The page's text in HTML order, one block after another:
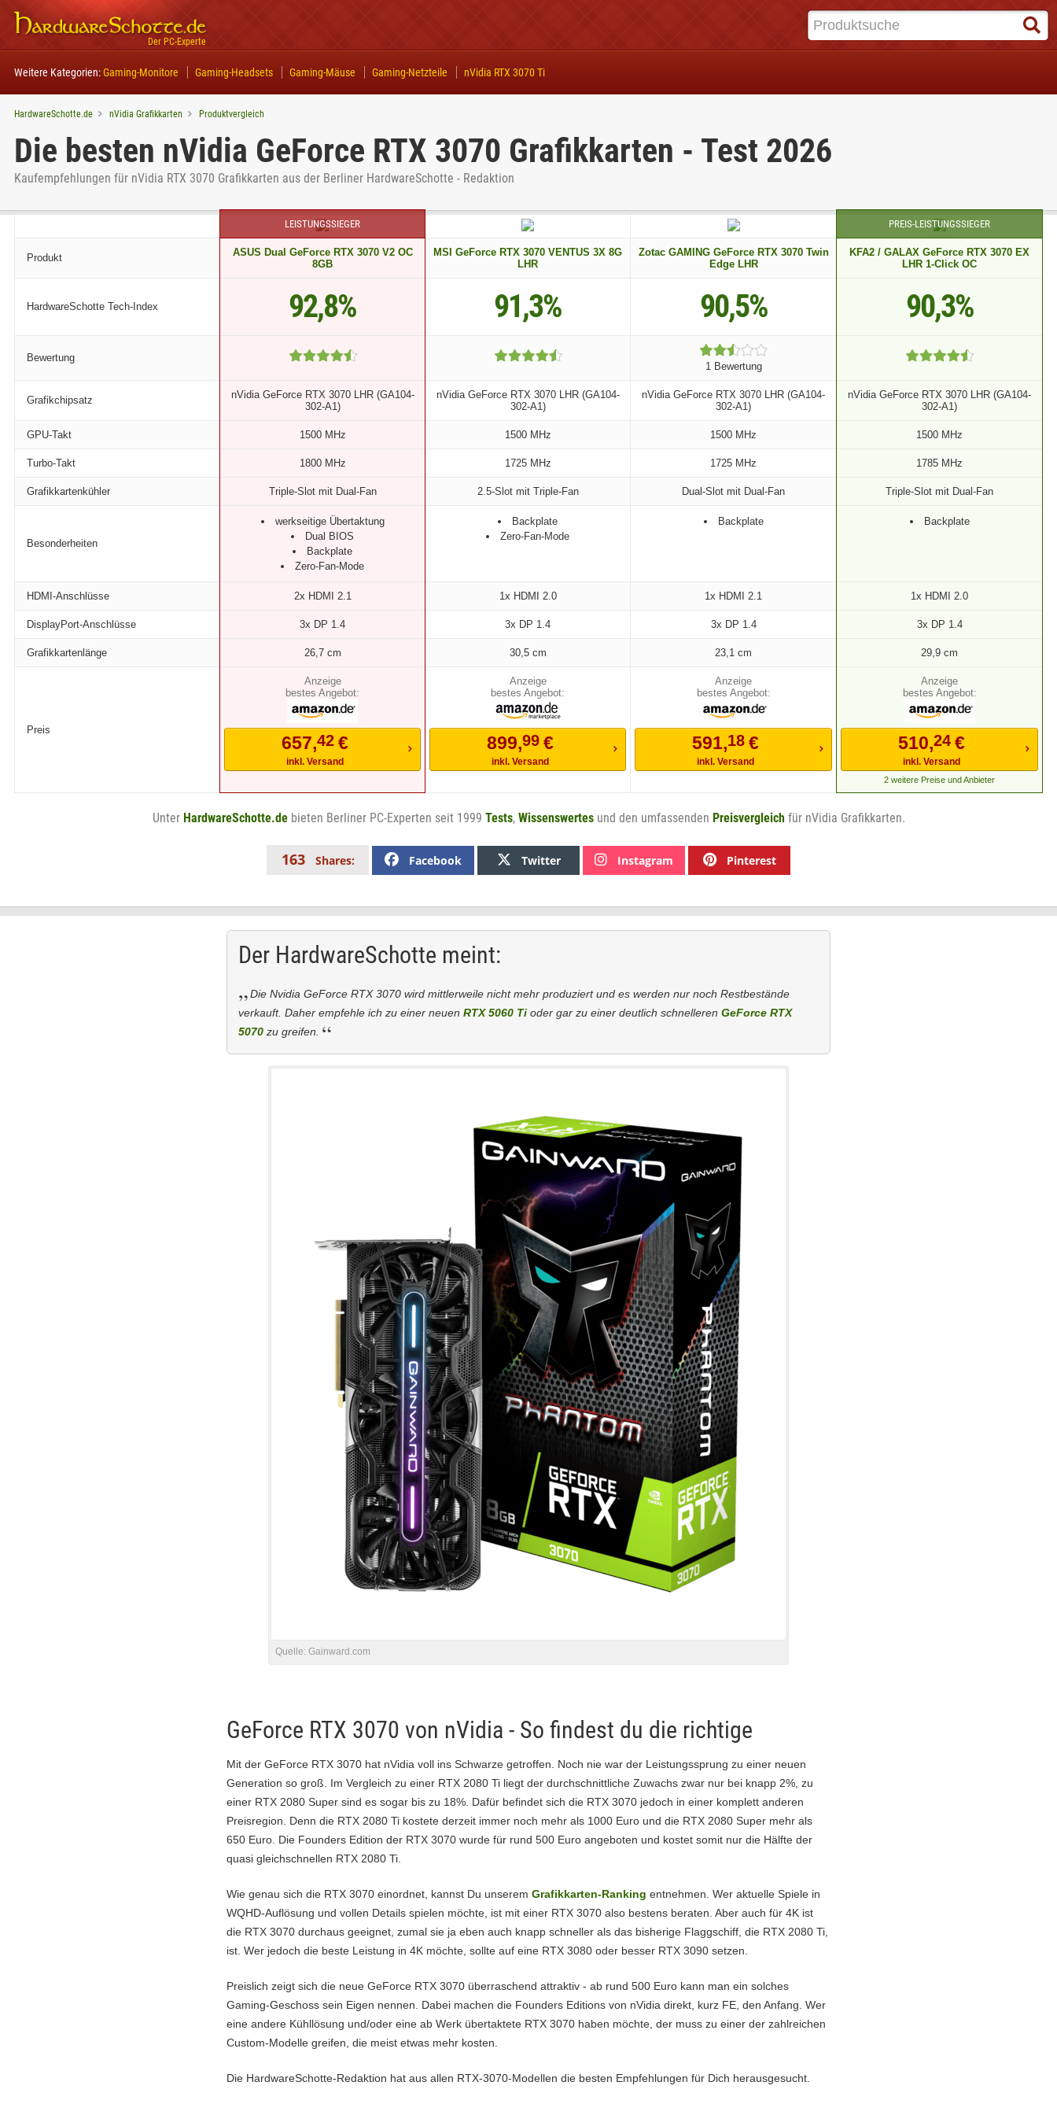
Der PC-Experte
Weitere Kategorien:Gaming-Monitore Gaming-Headsets Gaming-Mäuse Gaming-Netzteile nVidia RTX 3070 Ti
HardwareSchotte.de nVidia Grafikkarten Produktvergleich
Die besten nVidia GeForce RTX 3070 Grafikkarten - Test 2026
Kaufempfehlungen für nVidia RTX 3070 Grafikkarten aus der Berliner HardwareSchotte - Redaktion
LEISTUNGSSIEGER PREIS-LEISTUNGSSIEGER
Produkt
ASUS Dual GeForce RTX 3070 V2 OC
8GB
MSI GeForce RTX 3070 VENTUS 3X 8G
LHR
Zotac GAMING GeForce RTX 3070 Twin
Edge LHR
KFA2 / GALAX GeForce RTX 3070 EX
LHR 1-Click OC
HardwareSchotte Tech-Index 92,8% 91,3% 90,5% 90,3%
Bewertung
1 Bewertung
Grafikchipsatz
nVidia GeForce RTX 3070 LHR (GA104-
302-A1)
nVidia GeForce RTX 3070 LHR (GA104-
302-A1)
nVidia GeForce RTX 3070 LHR (GA104-
302-A1)
nVidia GeForce RTX 3070 LHR (GA104-
302-A1)
GPU-Takt 1500 MHz 1500 MHz 1500 MHz 1500 MHz
Turbo-Takt 1800 MHz 1725 MHz 1725 MHz 1785 MHz
Grafikkartenkühler Triple-Slot mit Dual-Fan 2.5-Slot mit Triple-Fan Dual-Slot mit Dual-Fan Triple-Slot mit Dual-Fan
Besonderheiten
werkseitige Übertaktung
Dual BIOS
Backplate
Zero-Fan-Mode
Backplate
Zero-Fan-Mode
Backplate Backplate
HDMI-Anschlüsse 2x HDMI 2.1 1x HDMI 2.0 1x HDMI 2.1 1x HDMI 2.0
DisplayPort-Anschlüsse 3x DP 1.4 3x DP 1.4 3x DP 1.4 3x DP 1.4
Grafikkartenlänge 26,7 cm 30,5 cm 23,1 cm 29,9 cm
Preis
bestes Angebot:
657,42 €
inkl. Versand
bestes Angebot:
899,99 €
inkl. Versand
bestes Angebot:
591,18 €
inkl. Versand
bestes Angebot:
510,24 €
inkl. Versand
2 weitere Preise und Anbieter
Unter HardwareSchotte.debieten Berliner PC-Experten seit 1999 Tests, Wissenswertesund den umfassenden Preisvergleichfür nVidia Grafikkarten.
163 Shares: Facebook Twitter Instagram Pinterest
Der HardwareSchotte meint:
Die Nvidia GeForce RTX 3070 wird mittlerweile nicht mehr produziert und es werden nur noch Restbestände
verkauft. Daher empfehle ich zu einer neuen RTX 5060 Ti oder gar zu einer deutlich schnelleren GeForce RTX
5070 zu greifen.
Quelle: Gainward.com
GeForce RTX 3070 von nVidia - So findest du die richtige
Mit der GeForce RTX 3070 hat nVidia voll ins Schwarze getroffen. Noch nie war der Leistungssprung zu einer neuen
Generation so groß. Im Vergleich zu einer RTX 2080 Ti liegt der durchschnittliche Zuwachs zwar nur bei knapp 2%, zu
einer RTX 2080 Super sind es sogar bis zu 18%. Dafür befindet sich die RTX 3070 jedoch in einer komplett anderen
Preisregion. Denn die RTX 2080 Ti kostete derzeit immer noch mehr als 1000 Euro und die RTX 2080 Super mehr als
650 Euro. Die Founders Edition der RTX 3070 wurde für rund 500 Euro angeboten und kostet somit nur die Hälfte der
quasi gleichschnellen RTX 2080 Ti.
Wie genau sich die RTX 3070 einordnet, kannst Du unserem Grafikkarten-Ranking entnehmen. Wer aktuelle Spiele in
WQHD-Auflösung und vollen Details spielen möchte, ist mit einer RTX 3070 also bestens beraten. Aber auch für 4K ist
die RTX 3070 durchaus geeignet, zumal sie ja eben auch knapp schneller als das bisherige Flaggschiff, die RTX 2080 Ti,
ist. Wer jedoch die beste Leistung in 4K möchte, sollte auf eine RTX 3080 oder besser RTX 3090 setzen.
Preislich zeigt sich die neue GeForce RTX 3070 überraschend attraktiv - ab rund 500 Euro kann man ein solches
Gaming-Geschoss sein Eigen nennen. Dabei machen die Founders Editions von nVidia direkt, kurz FE, den Anfang. Wer
eine andere Kühllösung und/oder eine ab Werk übertaktete RTX 3070 haben möchte, der muss zu einer der zahlreichen
Custom-Modelle greifen, die meist etwas mehr kosten.
Die HardwareSchotte-Redaktion hat aus allen RTX-3070-Modellen die besten Empfehlungen für Dich herausgesucht.